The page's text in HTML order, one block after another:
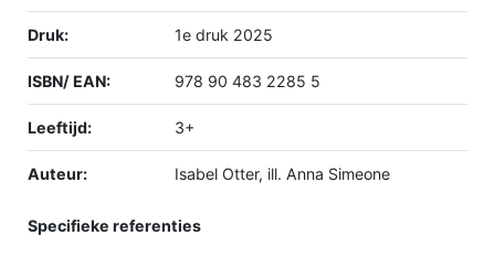
Druk: 1e druk 2025
ISBN/ EAN: 978 90 483 2285 5
Leeftijd: 3+
Auteur: Isabel Otter, ill. Anna Simeone
Specifieke referenties